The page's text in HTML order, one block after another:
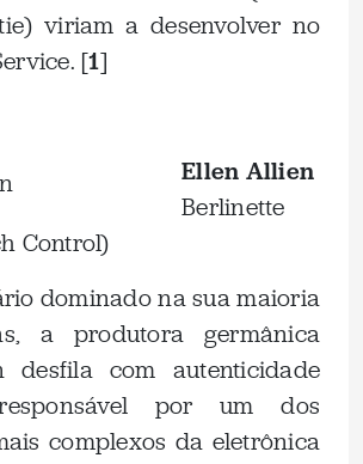
viriam a desenvolver no
[1]
Ellen Allien
Berlinette
Control)
dominado na sua maioria
a produtora germânica
desfila com autenticidade
por um dos
complexos da eletrônica